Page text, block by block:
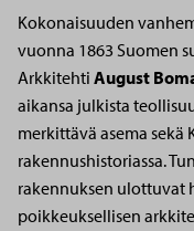
Kokonaisuuden
vuonna 1863 Suomen
Arkkitehti August
aikansa julkista
merkittävä asema
rakennushistoriassa.
rakennuksen ulottuvat
poikkeuksellisen